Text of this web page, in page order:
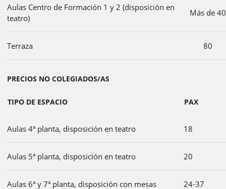
Aulas Centro de Formación 1 y 2 (disposición en
teatro)
Más de
Terraza 80
PRECIOS NO COLEGIADOS/AS
TIPO DE ESPACIO PAX
Aulas 4ª planta, disposición en teatro 18
Aulas 5ª planta, disposición en teatro 20
Aulas 6ª y 7ª planta, disposición con mesas 24-37